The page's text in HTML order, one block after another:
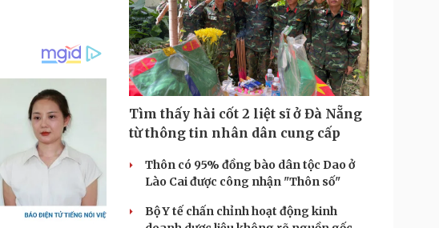
Tìm thấy hài cốt 2 liệt sĩ ở Đà Nẵng
từ thông tin nhân dân cung cấp
Thôn có 95% đồng bào dân tộc Dao ở
Lào Cai được công nhận "Thôn số"
Bộ Y tế chấn chỉnh hoạt động kinh